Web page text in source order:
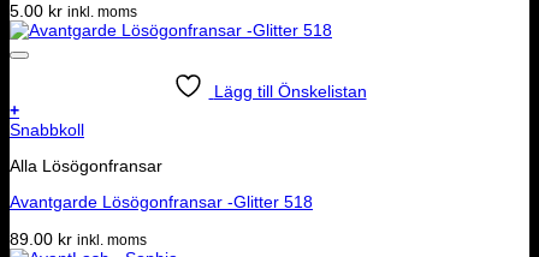
5.00 kr inkl. moms
Lägg till Önskelistan
+
Snabbkoll
Alla Lösögonfransar
Avantgarde Lösögonfransar -Glitter 518
89.00 kr inkl. moms